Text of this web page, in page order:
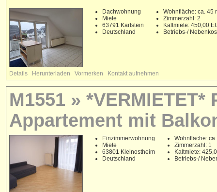
Dachwohnung
Miete
63791 Karlstein
Deutschland
Wohnfläche: ca. 45
Zimmerzahl: 2
Kaltmiete: 450,00
Betriebs-/
Details Herunterladen Vormerken Kontakt aufnehmen
M1551 »
Appartement mit
Einzimmerwohnung
Miete
63801 Kleinostheim
Deutschland
Wohnfläche: ca.
Zimmerzahl: 1
Kaltmiete:
Betriebs-/